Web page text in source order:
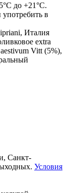
до +21°С.
в
Италия
extra
Vitt (5%),
Санкт-
Условия